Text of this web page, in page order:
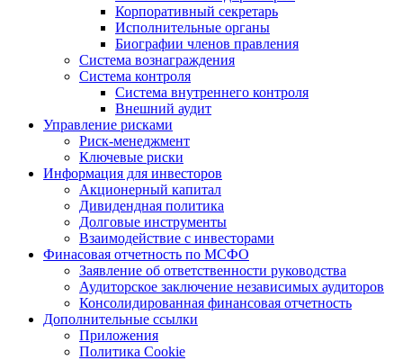
Корпоративный секретарь
Исполнительные органы
Биографии членов правления
Система вознаграждения
Система контроля
Система внутреннего контроля
Внешний аудит
Управление рисками
Риск-менеджмент
Ключевые риски
Информация для инвесторов
Акционерный капитал
Дивидендная политика
Долговые инструменты
Взаимодействие с инвеcторами
Финасовая отчетность по МСФО
Заявление об ответственности руководства
Аудиторское заключение независимых аудиторов
Консолидированная финансовая отчетность
Дополнительные ссылки
Приложения
Политика Cookie